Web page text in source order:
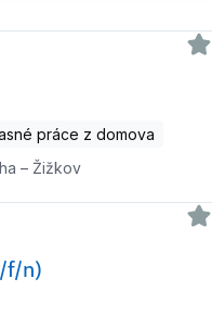
práce z domova
– Žižkov
f/n)